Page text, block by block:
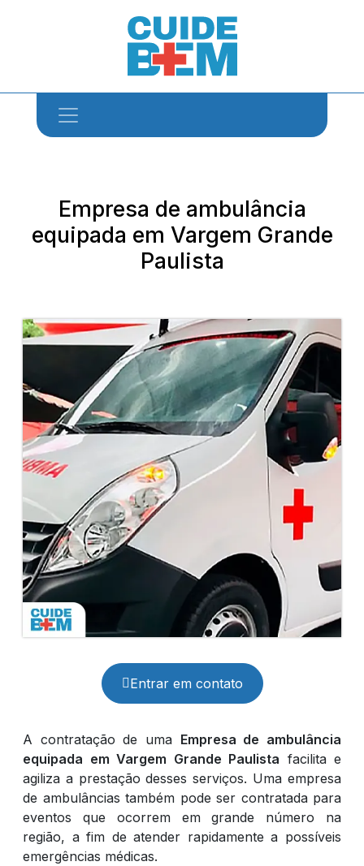
Empresa de ambulância
equipada em Vargem Grande
Paulista
A contratação de uma Empresa de ambulância
equipada em Vargem Grande Paulista facilita e
agiliza a prestação desses serviços. Uma empresa
de ambulâncias também pode ser contratada para
eventos que ocorrem em grande número na
região, a fim de atender rapidamente a possíveis
emergências médicas.
Entrar em contato